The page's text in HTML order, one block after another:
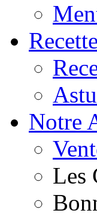
Notre
Les